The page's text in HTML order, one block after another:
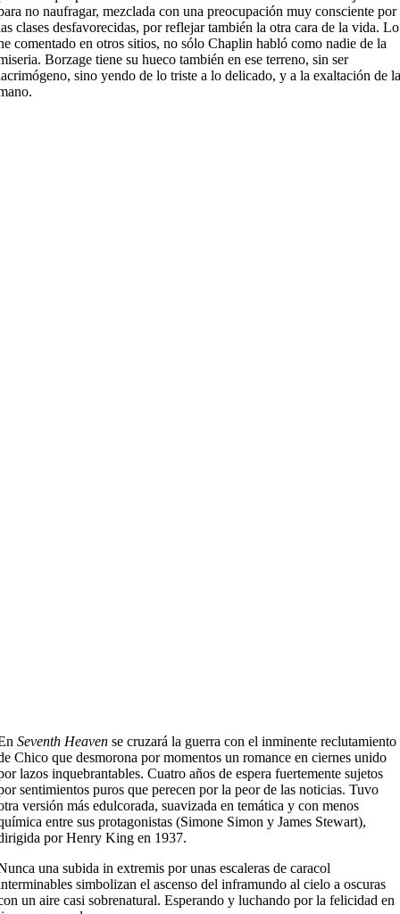
no naufragar, mezclada con una preocupación muy consciente por
clases desfavorecidas, por reflejar también la otra cara de la vida. Lo
comentado en otros sitios, no sólo Chaplin habló como nadie de la
Borzage tiene su hueco también en ese terreno, sin ser
sino yendo de lo triste a lo delicado, y a la exaltación de
Seventh Heaven se cruzará la guerra con el inminente reclutamiento
Chico que desmorona por momentos un romance en ciernes unido
lazos inquebrantables. Cuatro años de espera fuertemente sujetos
sentimientos puros que perecen por la peor de las noticias. Tuvo
versión más edulcorada, suavizada en temática y con menos
entre sus protagonistas (Simone Simon y James Stewart),
por Henry King en 1937.
una subida in extremis por unas escaleras de caracol
simbolizan el ascenso del inframundo al cielo a oscuras
un aire casi sobrenatural. Esperando y luchando por la felicidad en